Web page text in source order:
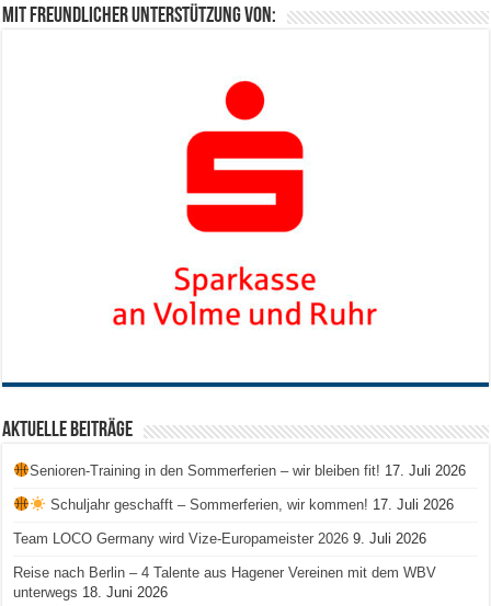
Mit freundlicher Unterstützung von:
Aktuelle Beiträge
Senioren-Training in den Sommerferien – wir bleiben fit! 17. Juli 2026
Schuljahr geschafft – Sommerferien, wir kommen! 17. Juli 2026
Team LOCO Germany wird Vize-Europameister 2026 9. Juli 2026
Reise nach Berlin – 4 Talente aus Hagener Vereinen mit dem WBV
unterwegs 18. Juni 2026